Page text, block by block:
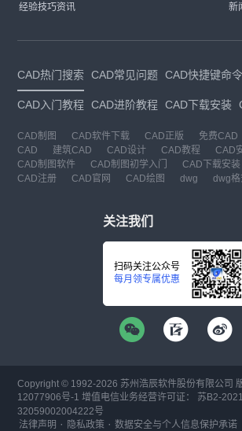
经验技巧资讯
新
CAD热门搜索 CAD常见问题 CAD快捷键命
CAD入门教程 CAD进阶教程 CAD下载安装
CAD制图 CAD软件下载 CAD正版 免费CAD
CAD
建筑CAD CAD设计 CAD教程 CAD
CAD制图软件
CAD制图初学入门 CAD下载安装
CAD注册
CAD官网 CAD绘图 dwg dwg格
关注我们
扫码关注公众号
每月领专属优惠
Copyright © 1992-2026 苏州浩辰软件股份有限公司
12077906号-1 增值电信业务经营许可证： 苏B2-
32059002004222号
法律声明 · 隐私政策 ·数据安全与个人信息保护承诺